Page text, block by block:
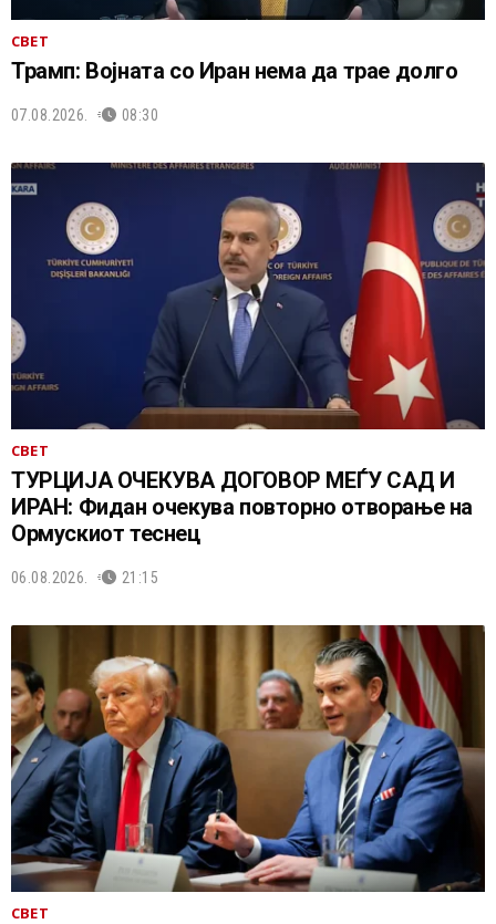
СВЕТ
Трамп: Војната со Иран нема да трае долго
07.08.2026. 08:30
СВЕТ
ТУРЦИЈА ОЧЕКУВА ДОГОВОР МЕЃУ САД И
ИРАН: Фидан очекува повторно отворање на
Ормускиот теснец
06.08.2026. 21:15
СВЕТ